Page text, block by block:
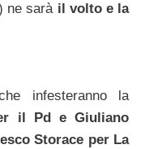
ne sarà il volto e la
infesteranno la
il Pd e Giuliano
Storace per La